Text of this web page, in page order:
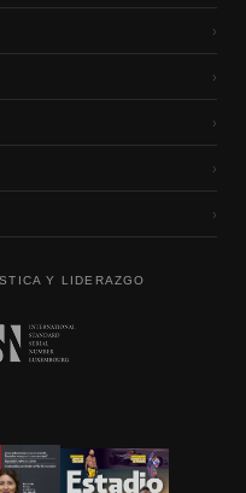
›
›
›
›
›
Y LIDERAZGO